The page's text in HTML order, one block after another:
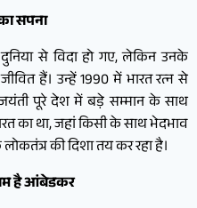
सपना
से विदा हो गए, लेकिन उनके
हैं। उन्हें 1990 में भारत रत्न से
पूरे देश में बड़े सम्मान के साथ
का था, जहां किसी के साथ भेदभाव
की दिशा तय कर रहा है।
है आंबेडकर